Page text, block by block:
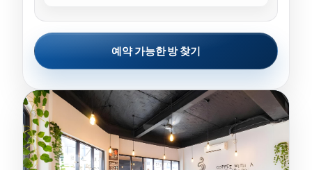
예약 가능한 방 찾기